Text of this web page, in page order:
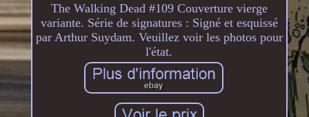
The Walking Dead #109 Couverture vierge
variante. Série de signatures : Signé et esquissé
par Arthur Suydam. Veuillez voir les photos pour
l'état.